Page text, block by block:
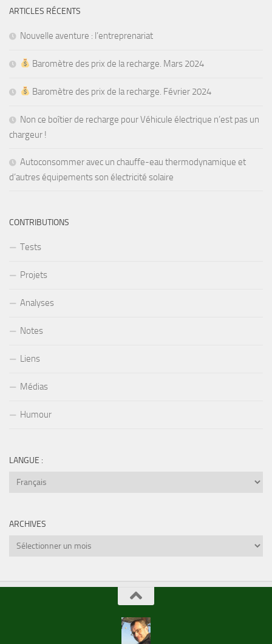
ARTICLES RÉCENTS
Nouvelle aventure : l’entreprenariat
Baromètre des prix de la recharge. Mars 2024
Baromètre des prix de la recharge. Février 2024
Non ce boîtier de recharge pour Véhicule électrique n’est pas un
chargeur !
Autoconsommer avec un chauffe-eau thermodynamique et
d’autres équipements son électricité solaire
CONTRIBUTIONS
Tests
Projets
Analyses
Notes
Liens
Médias
Humour
LANGUE :
ARCHIVES
Archives